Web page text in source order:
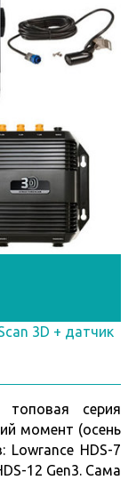
3D + датчик
серия
момент (осень
Lowrance HDS-7
12 Gen3. Cама